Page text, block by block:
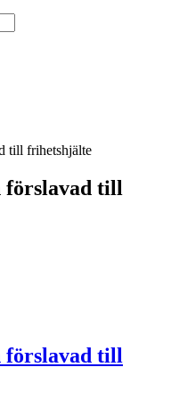
till frihetshjälte
förslavad till
förslavad till